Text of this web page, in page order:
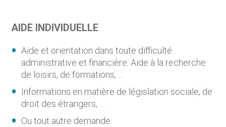
AIDE INDIVIDUELLE
Aide et orientation dans toute difficulté
administrative et financière. Aide à la recherche
de loisirs, de formations, …
Informations en matière de législation sociale, de
droit des étrangers, …
Ou tout autre demande